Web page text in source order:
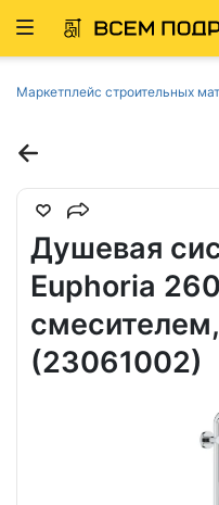
Развернуть
Душевая
Euphoria
(23061002)